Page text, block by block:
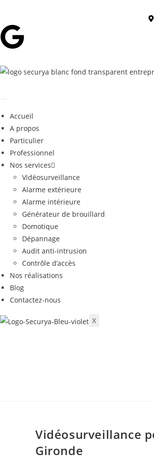
Accueil
A propos
Particulier
Professionnel
Nos services
Vidéosurveillance
Alarme extérieure
Alarme intérieure
Générateur de brouillard
Domotique
Dépannage
Audit anti-intrusion
Contrôle d’accès
Nos réalisations
Blog
Contactez-nous
X
Vidéosurveillance
Gironde